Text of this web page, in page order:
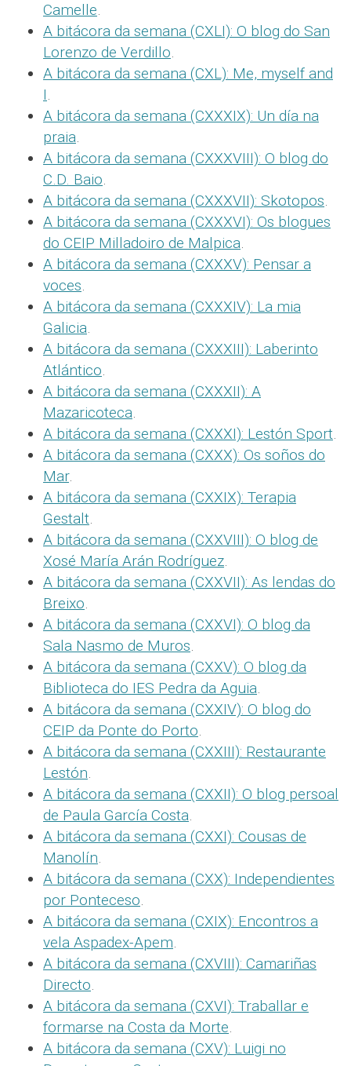
Camelle.
A bitácora da semana (CXLI): O blog do San
Lorenzo de Verdillo.
A bitácora da semana (CXL): Me, myself and
I.
A bitácora da semana (CXXXIX): Un día na
praia.
A bitácora da semana (CXXXVIII): O blog do
C.D. Baio.
A bitácora da semana (CXXXVII): Skotopos.
A bitácora da semana (CXXXVI): Os blogues
do CEIP Milladoiro de Malpica.
A bitácora da semana (CXXXV): Pensar a
voces.
A bitácora da semana (CXXXIV): La mia
Galicia.
A bitácora da semana (CXXXIII): Laberinto
Atlántico.
A bitácora da semana (CXXXII): A
Mazaricoteca.
A bitácora da semana (CXXXI): Lestón Sport.
A bitácora da semana (CXXX): Os soños do
Mar.
A bitácora da semana (CXXIX): Terapia
Gestalt.
A bitácora da semana (CXXVIII): O blog de
Xosé María Arán Rodríguez.
A bitácora da semana (CXXVII): As lendas do
Breixo.
A bitácora da semana (CXXVI): O blog da
Sala Nasmo de Muros.
A bitácora da semana (CXXV): O blog da
Biblioteca do IES Pedra da Aguia.
A bitácora da semana (CXXIV): O blog do
CEIP da Ponte do Porto.
A bitácora da semana (CXXIII): Restaurante
Lestón.
A bitácora da semana (CXXII): O blog persoal
de Paula García Costa.
A bitácora da semana (CXXI): Cousas de
Manolín.
A bitácora da semana (CXX): Independientes
por Ponteceso.
A bitácora da semana (CXIX): Encontros a
vela Aspadex-Apem.
A bitácora da semana (CXVIII): Camariñas
Directo.
A bitácora da semana (CXVI): Traballar e
formarse na Costa da Morte.
A bitácora da semana (CXV): Luigi no